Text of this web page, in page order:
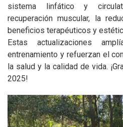
sistema linfático y
recuperación muscular, la
beneficios terapéuticos y
Estas actualizaciones
entrenamiento y refuerzan el
la salud y la calidad de vida.
2025!